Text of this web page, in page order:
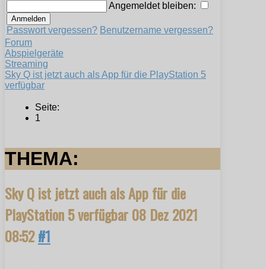
Angemeldet bleiben:
Passwort vergessen? Benutzername vergessen?
Forum
Abspielgeräte
Streaming
Sky Q ist jetzt auch als App für die PlayStation 5
verfügbar
Seite:
1
THEMA:
Sky Q ist jetzt auch als App für die
PlayStation 5 verfügbar08 Dez 2021
08:52#1